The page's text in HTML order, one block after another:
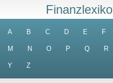
A B C D E F
M N O P Q R
Y Z